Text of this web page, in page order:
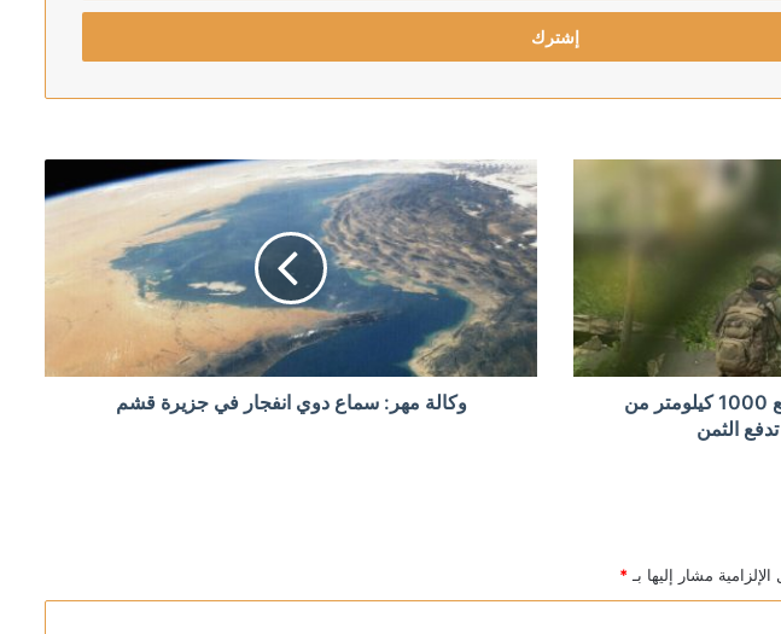
وإصابة اثنين بهجوم في ريف دير الزور
عودة قوية بحضور جماهيري ونجوم الفن
لن أستقيل مهما حدث
"فاينانشال تايمز": إسرائيل تبتلع 1000 كيلومتر من
الثمن
وكالة مهر: سماع دوي انفجار في جزيرة قشم
مشار إليها بـ *